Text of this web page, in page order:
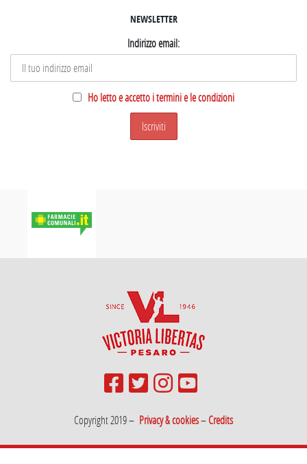
NEWSLETTER
Indirizzo email:
Ho letto e accetto i termini e le condizioni
Copyright 2019 – Privacy & cookies–Credits